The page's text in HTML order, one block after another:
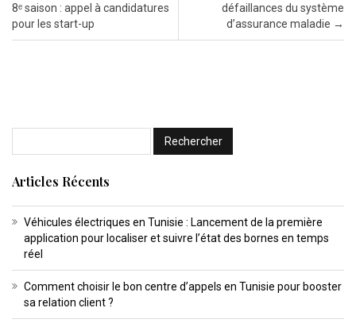
8ᵉ saison : appel à candidatures
pour les start-up
défaillances du système
d’assurance maladie →
Articles Récents
Véhicules électriques en Tunisie : Lancement de la première
application pour localiser et suivre l’état des bornes en temps
réel
Comment choisir le bon centre d’appels en Tunisie pour booster
sa relation client ?